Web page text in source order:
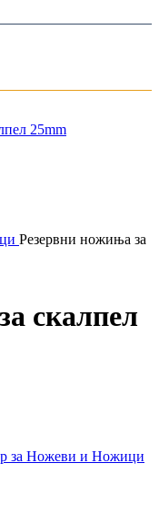
Резервни ножиња за
скалпел
за Ножеви и Ножици